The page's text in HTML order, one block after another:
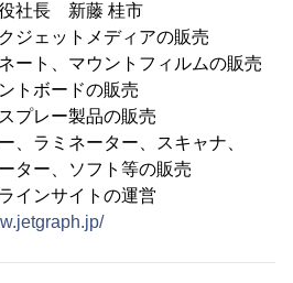
長 新藤 桂市
ジェットメディアの販売
マウントフィルムの販売
ードの販売
ー製品の販売
ネーター、スキャナ、
ソフト等の販売
サイトの運営